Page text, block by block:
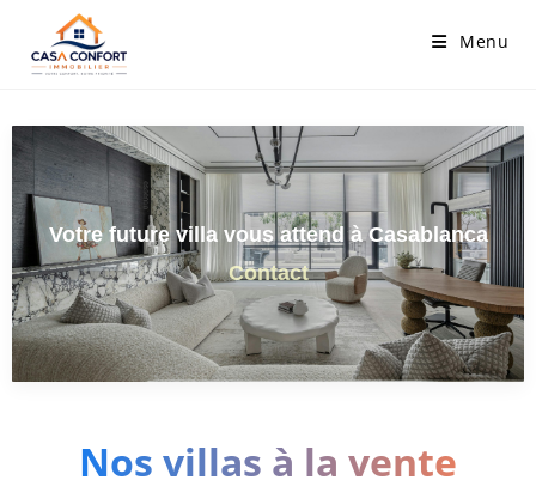
Menu
Votre future villa vous attend à Casablanca
Contact
Nos villas à la vente